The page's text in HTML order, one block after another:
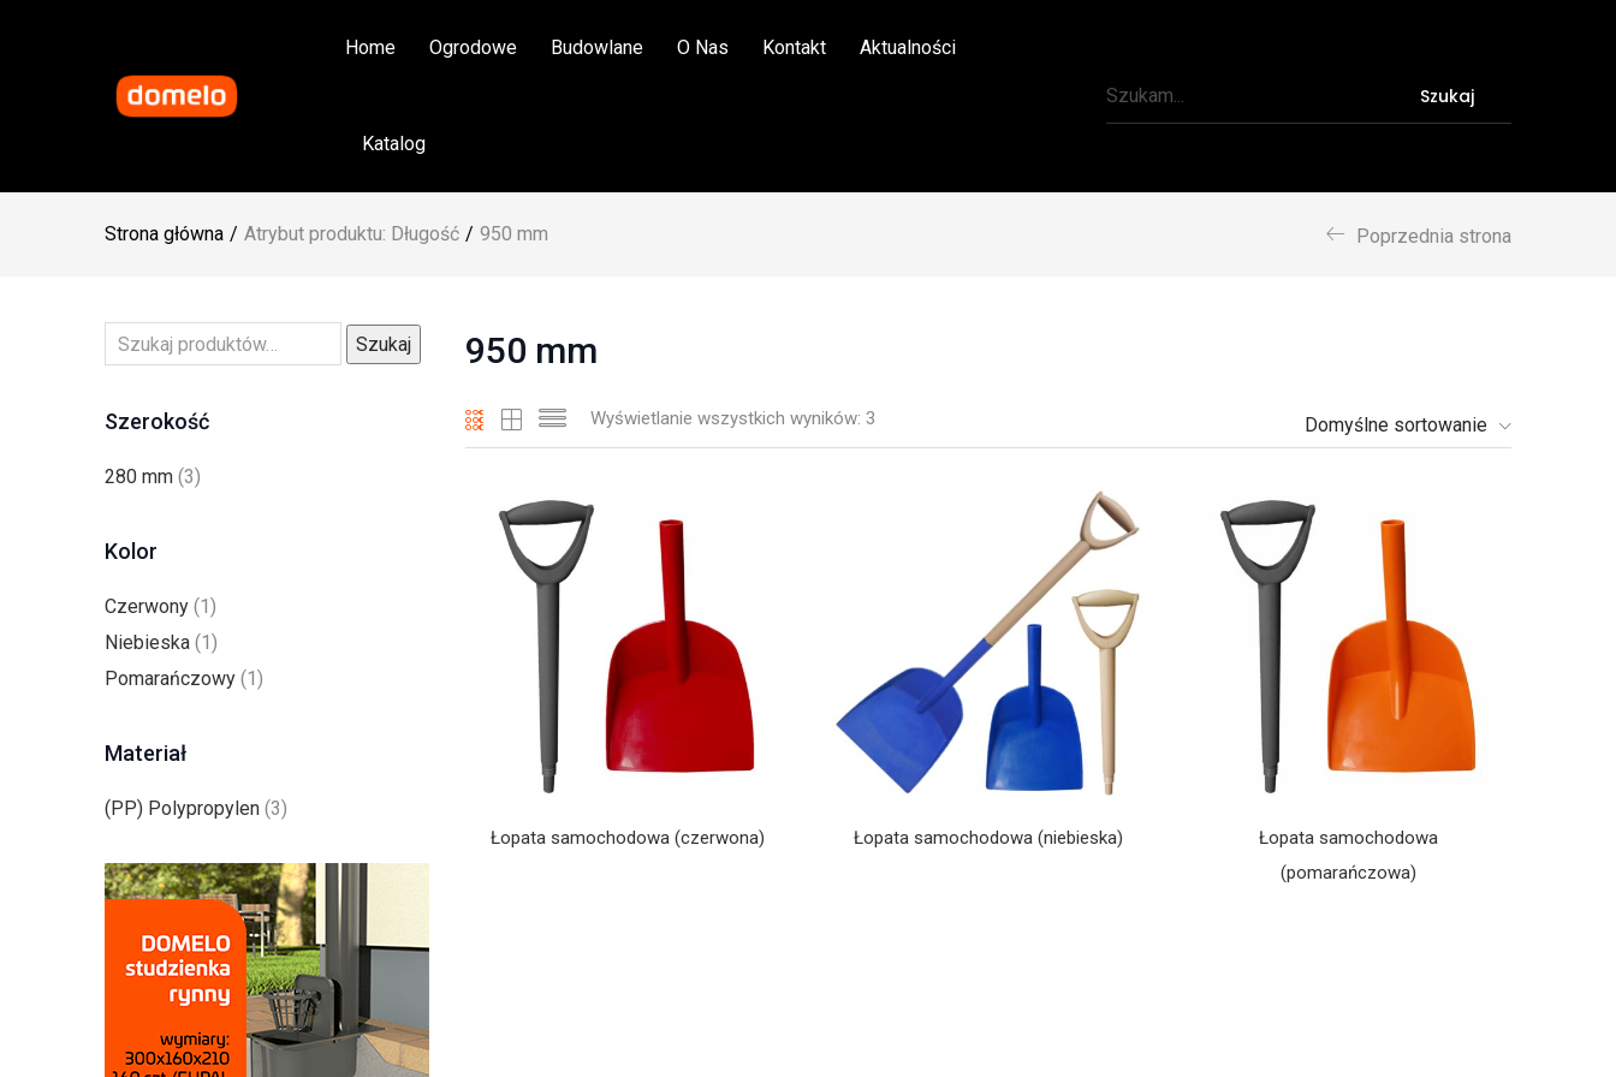
Home Ogrodowe Budowlane O Nas Kontakt Aktualności
Katalog
Szukaj
Strona główna Atrybut produktu: Długość 950 mm Poprzednia strona
950 mm
Wyświetlanie wszystkich wyników: 3 Domyślne sortowanie
Łopata samochodowa (czerwona) Łopata samochodowa (niebieska)
Łopata samochodowa
(pomarańczowa)
Szukaj
Szerokość
280 mm (3)
Kolor
Czerwony (1)
Niebieska (1)
Pomarańczowy (1)
Materiał
(PP) Polypropylen (3)